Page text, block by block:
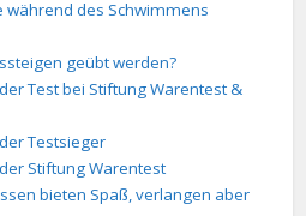
während des Schwimmens
geübt werden?
Test bei Stiftung Warentest &
Testsieger
Stiftung Warentest
bieten Spaß, verlangen aber